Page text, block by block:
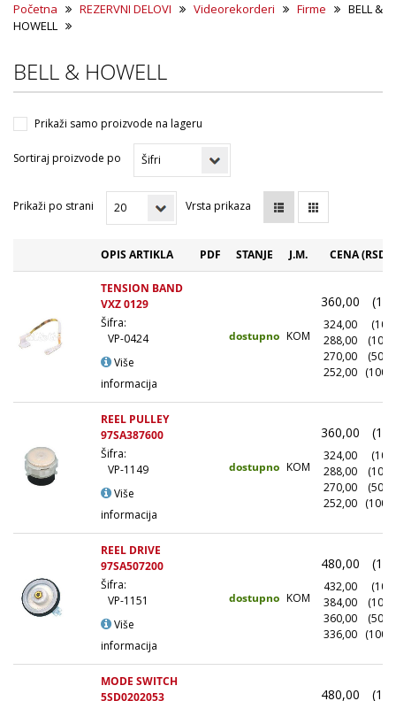
Početna REZERVNI DELOVI Videorekorderi Firme
BELL &
HOWELL
BELL & HOWELL
Prikaži samo proizvode na lageru
Sortiraj proizvode po
Prikaži po strani Vrsta prikaza
OPIS ARTIKLA PDF STANJE J.M. CENA (RSD)
TENSION BAND
VXZ 0129
Šifra:
VP-0424
Više
informacija
dostupno KOM
360,00 (1+)
324,00
(10+)
288,00
270,00
252,00
REEL PULLEY
97SA387600
Šifra:
VP-1149
Više
informacija
dostupno KOM
360,00 (1+)
324,00
(10+)
288,00
270,00
252,00
REEL DRIVE
97SA507200
Šifra:
VP-1151
Više
informacija
dostupno KOM
480,00 (1+)
432,00
(10+)
384,00
360,00
336,00
MODE SWITCH
5SD0202053
480,00 (1+)